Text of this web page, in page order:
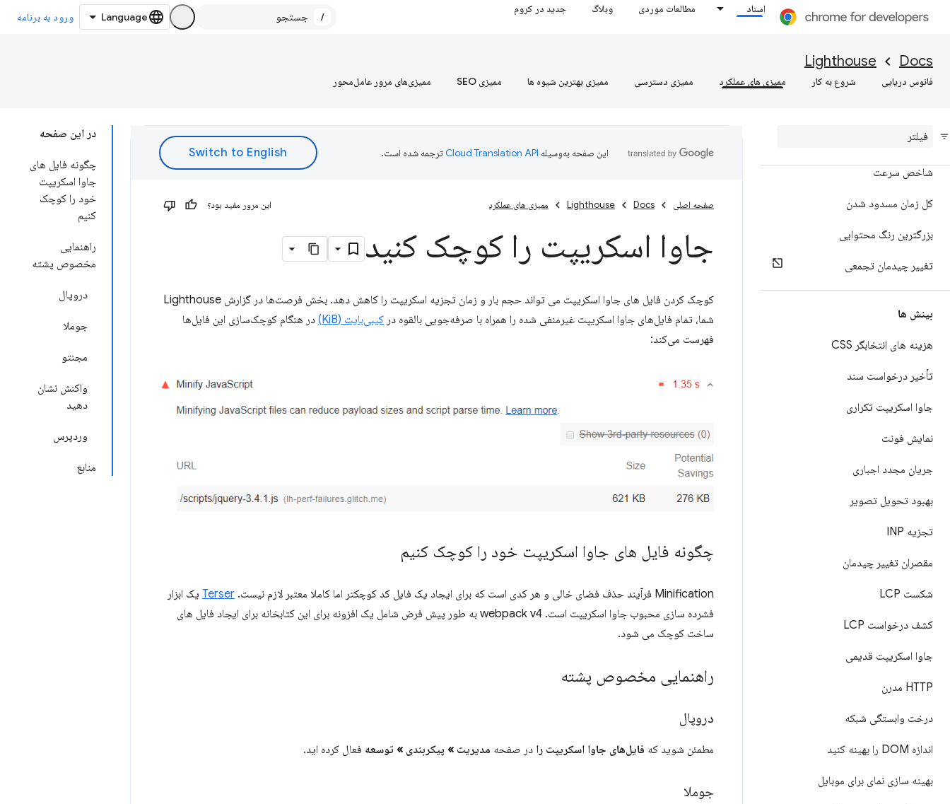
اسناد مطالعات موردی وبلاگ جدید در کروم
/ ورود به برنامه
Docs
Lighthouse
فانوس دریایی شروع به کار ممیزی های عملکرد ممیزی دسترسی ممیزی بهترین شیوه ها ممیزی SEO ممیزی‌های مرور عامل‌محور
امتیاز دهی
اولین رنگ محتوایی
شاخص سرعت
کل زمان مسدود شدن
بزرگترین رنگ محتوایی
تغییر چیدمان تجمعی
بینش ها
هزینه های انتخابگر CSS
تأخیر درخواست سند
جاوا اسکریپت تکراری
نمایش فونت
جریان مجدد اجباری
بهبود تحویل تصویر
تجزیه INP
مقصران تغییر چیدمان
شکست LCP
کشف درخواست LCP
جاوا اسکریپت قدیمی
HTTP مدرن
درخت وابستگی شبکه
اندازه DOM را بهینه کنید
بهینه سازی نمای برای موبایل
در این صفحه
چگونه فایل های
جاوا اسکریپت
خود را کوچک
کنیم
راهنمایی
مخصوص پشته
دروپال
جوملا
مجنتو
واکنش نشان
دهید
وردپرس
منابع
این صفحه به‌وسیله ترجمه شده است.
صفحه اصلی Docs
Lighthouse ممیزی های عملکرد این مرور مفید بود؟
جاوا اسکریپت را کوچک کنید
کوچک کردن فایل های جاوا اسکریپت می تواند حجم بار و زمان تجزیه اسکریپت را کاهش دهد. بخش فرصت‌ها در گزارش Lighthouse
شما، تمام فایل‌های جاوا اسکریپت غیرمنفی شده را همراه با صرفه‌جویی بالقوه در کیبی‌بایت (KiB)
در هنگام کوچک‌سازی این فایل‌ها
فهرست می‌کند:
چگونه فایل های جاوا اسکریپت خود را کوچک کنیم
Minification فرآیند حذف فضای خالی و هر کدی است که برای ایجاد یک فایل کد کوچکتر اما کاملا معتبر لازم نیست. Terser یک ابزار
فشرده سازی محبوب جاوا اسکریپت است. webpack v4 به طور پیش فرض شامل یک افزونه برای این کتابخانه برای ایجاد فایل های
ساخت کوچک می شود.
راهنمایی مخصوص پشته
دروپال
مطمئن شوید که فایل‌های جاوا اسکریپت را در صفحه مدیریت » پیکربندی » توسعه فعال کرده اید.
جوملا